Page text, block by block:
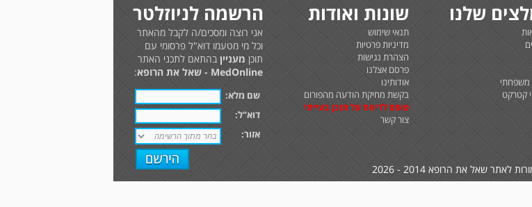
שלנו
משפחתי
קטרקט
שונות ואודות
תנאי שימוש
מדיניות פרטיות
הצהרת נגישות
פרסם אצלנו
אודותינו
בקשת מחיקת הודעה מהפורום
טופס לדיווח על תוכן בעייתי
צור קשר
הרשמה לניוזלטר
אני רוצה ומסכים/ה לקבל מהאתר
וכל מי מטעמו דוא"ל פרסומי עם
תוכן מענייןבהתאם לתכני האתר
MedOnline - שאל את הרופא
:
שם מלא:
דוא"ל:
אזור:
לאתר שאל את הרופא 2014 - 2026